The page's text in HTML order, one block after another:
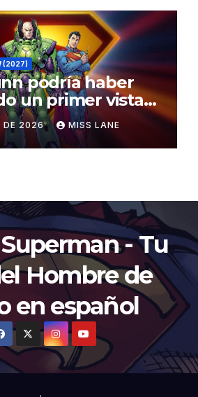
(2027)
podría haber
un primer vistazo
Brainiac
DE 2026 MISS LANE
- Tu
Hombre de
en español